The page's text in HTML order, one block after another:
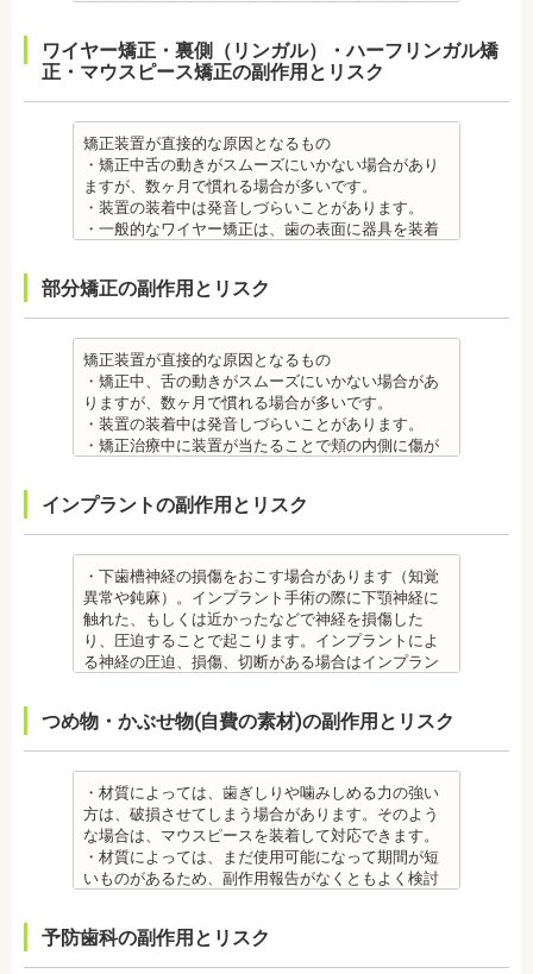
が、数ヶ月で慣れることが多いです。
・装置の装着中は発音しづらいことがあります。
・矯正装置を装着した直後や、ワイヤーを交換した
直後に痛みを感じることがありますが、数日でおさ
まる場合が多いです。また、冷たいものを飲んだと
きにしみる「知覚過敏」があらわれる場合がありま
すが、基本的には数日で改善されます。長期間痛む
場合は、歯科医師に相談しましょう。
金属アレルギー
は、皮膚科で行われているパッチテストなどをうけ
膜にアレルギー症状が起きた場合は、速やかに歯科
医師の指示を仰いでください。
抜歯・麻酔 ・矯正をしたい箇所に十分なスペースが
ない場合は、抜歯を必要とすることもあります。健
康上問題のない歯を抜歯する場合もあります。
・抜歯する場合は麻酔注射を行います。麻酔薬の中
もあるため、心が起こることもあります。臓や血圧
は、頬を噛んだり、熱いものを飲んだりしてもわか
らないため、口腔内を傷つけるリスクがあります。
さらに、麻酔によって悪心、嘔吐、アレルギー反応
虫歯・歯周病 ・矯正治療中、矯正装置の周りなど、
ブラッシング（歯磨き）しにくい部分ができるた
め、虫歯や歯周炎のリスクが高くなります。
を歯科医師より受けて 、毎日丁寧なブラッシング、
のケアをすることも役立ちます。
・矯正中に虫歯が悪化した場合は、矯正終了後に虫
歯の治療をする、もしくは、矯正中に器具を一度外
して治療を行う必要が生じることがあります。
・基本的に、矯正中には虫歯や歯周病の治療が行え
ません。そのため矯正前にこれらの治療を終わらせ
合は、一般的な歯科医院で、事前に虫歯、歯周病の
治療を行う必要があることもあります。
ワイヤー矯正・裏側（リンガル）・ハーフリンガル矯
正・マウスピース矯正の副作用とリスク
矯正装置が直接的な原因となるもの
・矯正中舌の動きがスムーズにいかない場合があり
ますが、数ヶ月で慣れる場合が多いです。
・装置の装着中は発音しづらいことがあります。
・一般的なワイヤー矯正は、歯の表面に器具を装着
・矯正治療中に装置が当たることで頬の内側に傷が
ついたり、口内炎になったり、歯の移動に伴う痛み
を感じることもありますので、必要に応じワックス
で対処する場合やその他の対処策を行う場合があり
ます。
・矯正装置を装着した直後や、ワイヤーを交換した
直後に痛みを感じることがありますが、数日でおさ
まる場合が多いです。また、冷たいものを飲んだと
科医師に相談しましょう。
いるため、金属アレルギーのある方、不安がある方
は、皮膚科で行われているパッチテストをうけて、
アレルギー材料を特定し、歯科医師に伝えてくださ
い。矯正装置を装着したあとに、皮膚や口腔の粘膜
にアレルギー症状が起きた場合は、速やかに歯科医
師の指示を仰いでください。
・矯正をしたい箇所に十分なスペースがない場合
・抜歯する場合は麻酔注射を行います。麻酔の中に
は、成分に心拍数、血圧を上げる作用があるものも
あるため、心臓や血圧に問題がある方が使用する
と、動悸、血圧上昇を起こす場合があります。ま
た、頬を噛んでもわからなかったり、熱いものを飲
んでもわからないため、口腔内を傷つけるリスクが
さらに、麻酔によって悪心、嘔吐、アレルギー反応
部分矯正の副作用とリスク
矯正装置が直接的な原因となるもの
・矯正中、舌の動きがスムーズにいかない場合があ
りますが、数ヶ月で慣れる場合が多いです。
・装置の装着中は発音しづらいことがあります。
・矯正治療中に装置が当たることで頬の内側に傷が
で対処する場合やその他の対処策を行う場合があり
ます。
・矯正装置を装着した直後や、ワイヤーを交換した
直後に痛みを感じることがありますが、数日でおさ
まる場合が多いです。また、冷たいものを飲んだと
きにしみる「知覚過敏」があらわれる場合がありま
すが、基本的には数日で改善されます。長期間痛む
場合は、歯科医師に相談しましょう。
いるため、金属アレルギーのある方、不安がある方
い。矯正装置を装着したあとに、皮膚や口腔の粘膜
にアレルギー症状が起きた場合は、速やかに歯科医
師の指示を仰いでください。
抜歯・麻酔
・矯正をしたい箇所に十分なスペースがない場合
は、抜歯を必要とする場合もあります。健康上問題
痛みを感じることもありますので、歯科医師の判断
インプラントの副作用とリスク
・下歯槽神経の損傷をおこす場合があります（知覚
異常や鈍麻）。インプラント手術の際に下顎神経に
触れた、もしくは近かったなどで神経を損傷した
り、圧迫することで起こります。インプラントによ
る神経の圧迫、損傷、切断がある場合はインプラン
・上あごにインプラントを埋める際に、上顎洞を破
る場合があります。手術した時に感染が生じると蓄
膿症になる場合があります。この場合は、インプラ
ントを除去する場合もあります。また、蓄膿症の治
療には耳鼻咽喉科にて治療が必要な場合もありま
す。
・インプラントは、入れ歯の治療とは異なり、外科
手術を行う必要があります。手術により今までは何
けられない場合もあります。免疫力や抵抗力が低下
つめ物・かぶせ物(自費の素材)の副作用とリスク
・材質によっては、歯ぎしりや噛みしめる力の強い
方は、破損させてしまう場合があります。そのよう
な場合は、マウスピースを装着して対応できます。
・材質によっては、まだ使用可能になって期間が短
いものがあるため、副作用報告がなくともよく検討
・ジルコニア自体が割れてしまうのではなく、表面
を覆っているポーセレンというセラミックが割れて
予防歯科の副作用とリスク